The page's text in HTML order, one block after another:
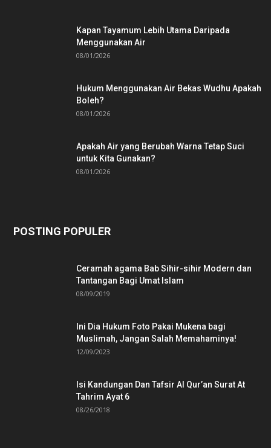
Kapan Tayamum Lebih Utama Daripada
Menggunakan Air
08/01/2026
Hukum Menggunakan Air Bekas Wudhu Apakah
Boleh?
08/01/2026
Apakah Air yang Berubah Warna Tetap Suci
untuk Kita Gunakan?
08/01/2026
POSTING POPULER
Ceramah agama Bab Sihir-sihir Modern dan
Tantangan Bagi Umat Islam
08/09/2019
Ini Dia Hukum Foto Pakai Mukena bagi
Muslimah, Jangan Salah Memahaminya!
12/09/2023
Isi Kandungan Dan Tafsir Al Qur’an Surat At
Tahrim Ayat 6
08/26/2018